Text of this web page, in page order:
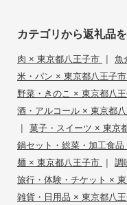
カテゴリから返礼品
肉 × 東京都八王子市 | 魚
米・パン × 東京都八王子市
野菜・きのこ × 東京都八
酒・アルコール × 東京都
| 菓子・スイーツ × 東京
鍋セット・総菜・加工食
麺 × 東京都八王子市 | 調
旅行・体験・チケット ×
雑貨・日用品 × 東京都八